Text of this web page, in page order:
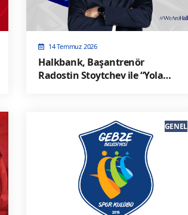
14 Temmuz 2026
Halkbank, Başantrenör
Radostin Stoytchev ile “Yola
GENEL